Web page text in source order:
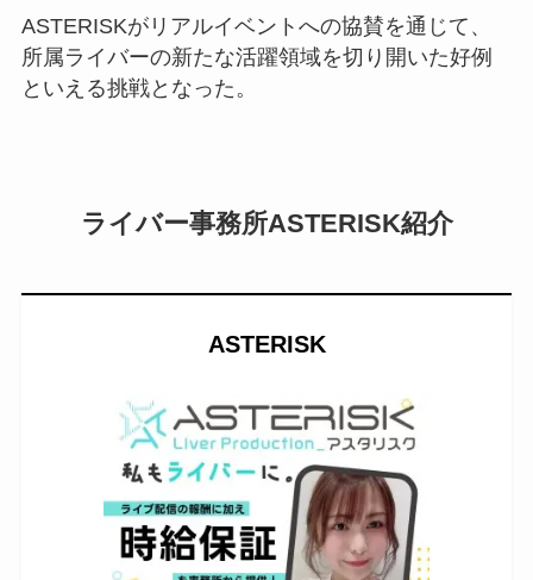
ASTERISKがリアルイベントへの協賛を通じて、
所属ライバーの新たな活躍領域を切り開いた好例
といえる挑戦となった。
ライバー事務所ASTERISK紹介
ASTERISK